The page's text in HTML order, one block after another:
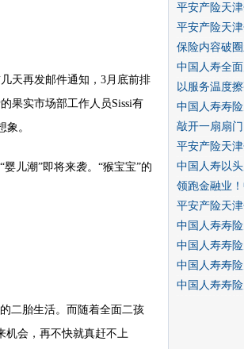
天再发邮件通知，3月底前排
果实市场部工作人员Sissi有
。
儿潮”即将来袭。“猴宝宝”的
二胎生活。而随着全面二孩
机会，再不快就真赶不上
平安产险天
平安产险天
保险内容破
中国人寿全
以服务温度
中国人寿寿
敲开一扇扇
平安产险天
中国人寿以
领跑金融业
平安产险天
中国人寿寿
中国人寿寿
中国人寿寿
中国人寿寿